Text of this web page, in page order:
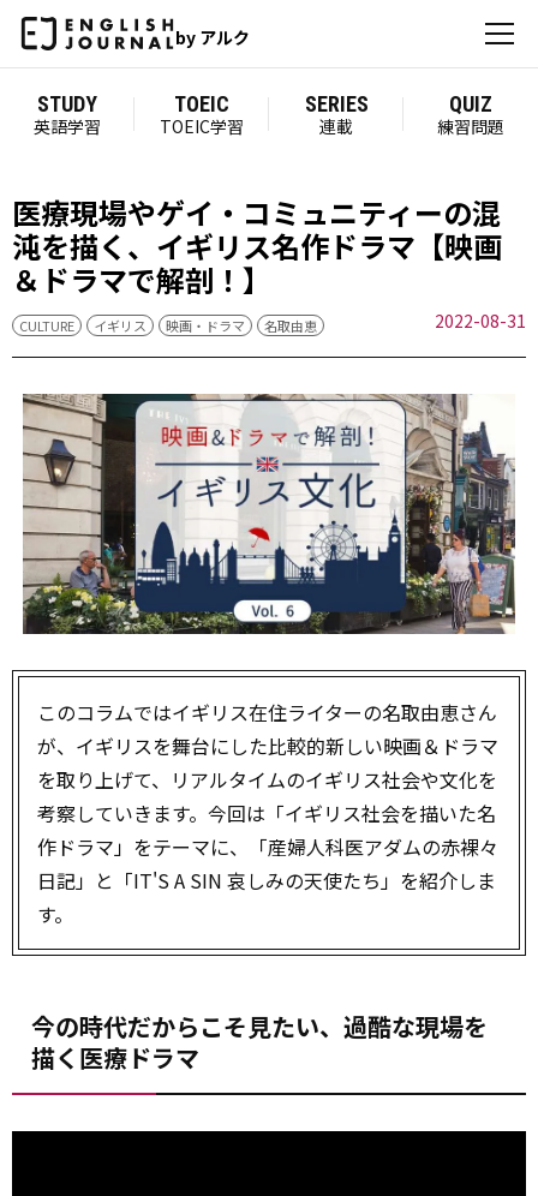
by アルク
STUDY
英語学習
TOEIC
TOEIC学習
SERIES
連載
QUIZ
練習問題
医療現場やゲイ・コミュニティーの混
沌を描く、イギリス名作ドラマ【映画
＆ドラマで解剖！】
CULTURE イギリス 映画・ドラマ 名取由恵 2022-08-31
このコラムではイギリス在住ライターの名取由恵さん
が、イギリスを舞台にした比較的新しい映画＆ドラマ
を取り上げて、リアルタイムのイギリス社会や文化を
考察していきます。今回は「イギリス社会を描いた名
作ドラマ」をテーマに、「産婦人科医アダムの赤裸々
日記」と「IT'S A SIN 哀しみの天使たち」を紹介しま
す。
今の時代だからこそ見たい、過酷な現場を
描く医療ドラマ